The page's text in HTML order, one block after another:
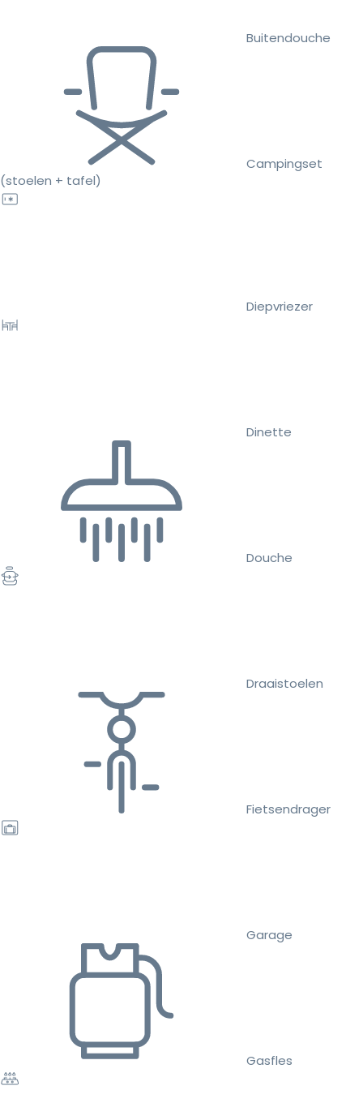
Buitendouche
Campingset
(stoelen + tafel)
Diepvriezer
Dinette
Douche
Draaistoelen
Fietsendrager
Garage
Gasfles